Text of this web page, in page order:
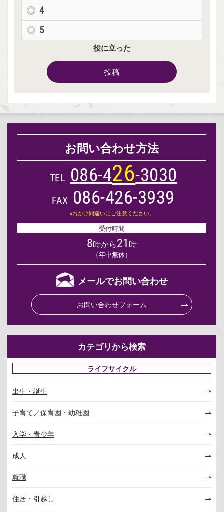
4
5
役に立った
投稿
お問い合わせ方法
TEL 086-426-3030
FAX 086-426-3939
※おかけ間違いにご注意ください。
受付時間
8時から21 時
（年中無休）
メールでお問い合わせ
お問い合わせフォーム
カテゴリから検索
ライフサイクル
出生・誕生
子育て／保育園・幼稚園
入学・青少年
成人
就職
住居・引越し